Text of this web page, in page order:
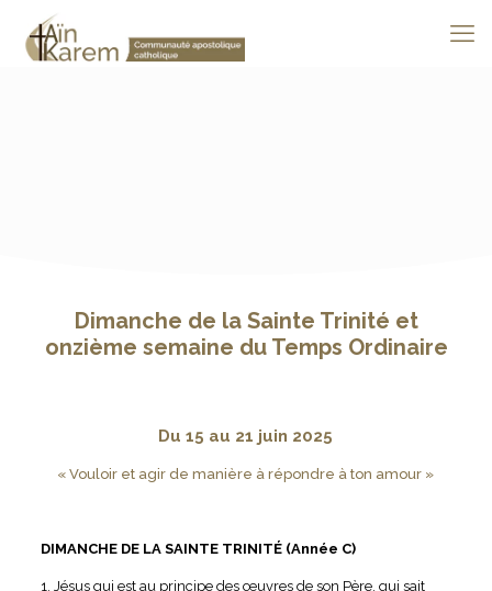
Dimanche de la Sainte Trinité et
onzième semaine du Temps Ordinaire
Du 15 au 21 juin 2025
« Vouloir et agir de manière à répondre à ton amour »
DIMANCHE DE LA SAINTE TRINITÉ (Année C)
1. Jésus qui est au principe des œuvres de son Père, qui sait